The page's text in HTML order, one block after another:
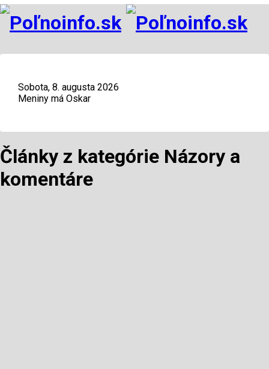
Sobota, 8. augusta 2026
Meniny má Oskar
Články z kategórie Názory a
komentáre